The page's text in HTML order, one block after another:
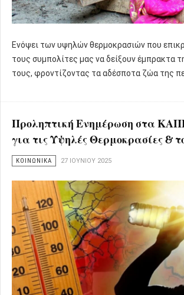
Ενόψει των υψηλών θερμοκρασιών που
τους συμπολίτες μας να δείξουν έμπρακτα
τους, φροντίζοντας τα αδέσποτα ζώα της
Προληπτική Ενημέρωση στα
για τις Υψηλές Θερμοκρασίες &
ΚΟΙΝΩΝΙΚΑ 27 ΙΟΥΝΊΟΥ 2025